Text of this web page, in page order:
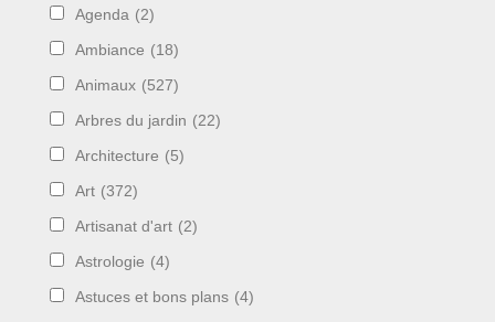
Agenda (2)
Ambiance (18)
Animaux (527)
Arbres du jardin (22)
Architecture (5)
Art (372)
Artisanat d'art (2)
Astrologie (4)
Astuces et bons plans (4)